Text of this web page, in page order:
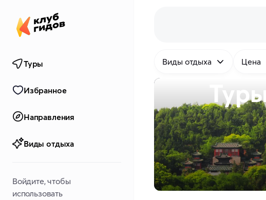
Туры
Избранное
Направления
Виды отдыха
Войдите, чтобы
использовать
Виды отдыха Цена